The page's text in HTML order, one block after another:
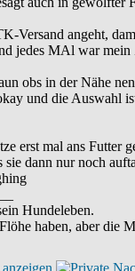
Versand angeht,
jedes MAl war
obs in der Nähe
und die Auswahl
erst mal ans Futter
sie dann nur noch
Hundeleben.
haben, aber die